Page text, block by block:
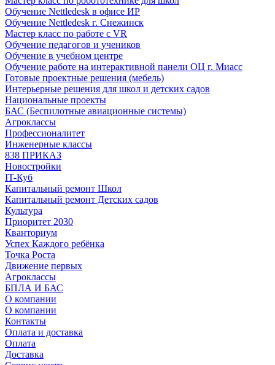
Обучение Nettledesk в офисе ИР
Обучение Nettledesk г. Снежинск
Мастер класс по работе с VR
Обучение педагогов и учеников
Обучение в учебном центре
Обучение работе на интерактивной панели ОЦ г. Миасс
Готовые проектные решения (мебель)
Интерьерные решения для школ и детских садов
Национальные проекты
БАС (Беспилотные авиационные системы)
Агроклассы
Профессионалитет
Инженерные классы
838 ПРИКАЗ
Новостройки
IT-Куб
Капитальный ремонт Школ
Капитальный ремонт Детских садов
Культура
Приоритет 2030
Кванториум
Успех Каждого ребёнка
Точка Роста
Движение первых
Агроклассы
БПЛА И БАС
О компании
О компании
Контакты
Оплата и доставка
Оплата
Доставка